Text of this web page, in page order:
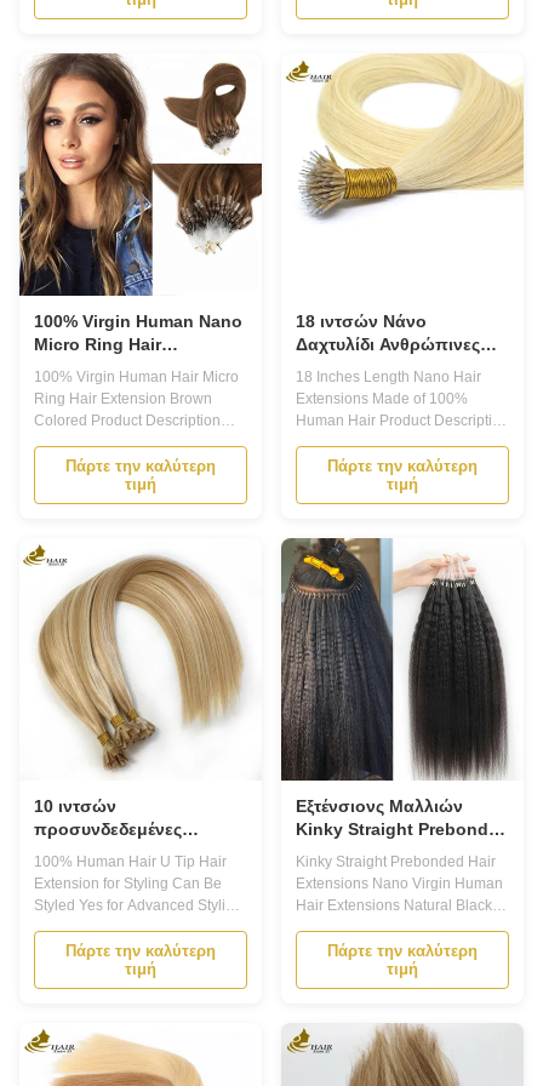
Hair 1. Are you tired of
maintain your hair? Do you
dream of having long, luscious
locks ...
looking for a way to add volume
want to experiment with different
hairstyles without damaging ...
100% Virgin Human Nano
Micro Ring Hair
Extension Καφέ χρώμα
100% Virgin Human Hair Micro
Ring Hair Extension Brown
Colored Product Description
Prebonded Hair Extensions are
perfect for those looking to add
length and volume to their
natural hair. These high-quality
human hair, ensuring a natural
and seamless look. With these
Πάρτε την καλύτερη
τιμή
18 ιντσών Νάνο
Δαχτυλίδι Ανθρώπινες
Διεύρυνσεις Μαλλιών
Κερατίνη U Tip Custom
18 Inches Length Nano Hair
Extensions Made of 100%
Human Hair Product Description
Prebonded Hair Extensions
Prebonded hair extensions are
a popular type of hair
extensions that offer a natural
adding length and volume to
your hair. With the ability to be
styled and ...
Πάρτε την καλύτερη
τιμή
10 ιντσών
προσυνδεδεμένες
επεκτάσεις μαλλιών
100% ανθρώπινες τρίχες
100% Human Hair U Tip Hair
Extension for Styling Can Be
Styled Yes for Advanced Styling
Product DescriptionPrebonded
Hair Extensions1. Are you
looking for a way to transform
your hair without damaging it?
Prebonded Hair Extensions!
Made from 100% human hair,
these extensions ...
Πάρτε την καλύτερη
τιμή
Εξτένσιονς Μαλλιών
Kinky Straight Prebonded
Nano Virgin Human Hair
Extensions Natural Black
18 ιντσών
Kinky Straight Prebonded Hair
Extensions Nano Virgin Human
Hair Extensions Natural Black
18inch Product Description
Prebonded Hair Extensions
Introducing our high-quality
Prebonded Hair Extensions,
add length and volume to their
natural hair. Made from 100%
Remy Human ...
Πάρτε την καλύτερη
τιμή